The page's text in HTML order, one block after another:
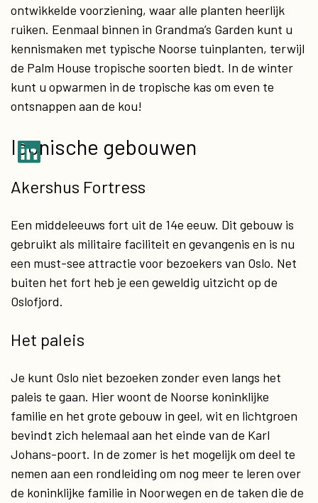
ontwikkelde voorziening, waar alle planten heerlijk
ruiken. Eenmaal binnen in Grandma’s Garden kunt u
kennismaken met typische Noorse tuinplanten, terwijl
de Palm House tropische soorten biedt. In de winter
kunt u opwarmen in de tropische kas om even te
ontsnappen aan de kou!
Iconische gebouwen
Akershus Fortress
Een middeleeuws fort uit de 14e eeuw. Dit gebouw is
gebruikt als militaire faciliteit en gevangenis en is nu
een must-see attractie voor bezoekers van Oslo. Net
buiten het fort heb je een geweldig uitzicht op de
Oslofjord.
Het paleis
Je kunt Oslo niet bezoeken zonder even langs het
paleis te gaan. Hier woont de Noorse koninklijke
familie en het grote gebouw in geel, wit en lichtgroen
bevindt zich helemaal aan het einde van de Karl
Johans-poort. In de zomer is het mogelijk om deel te
nemen aan een rondleiding om nog meer te leren over
de koninklijke familie in Noorwegen en de taken die de